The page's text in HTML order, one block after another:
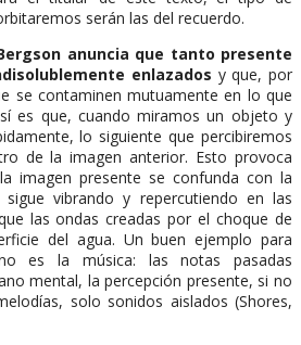
serán las del recuerdo.
anuncia que tanto presente
enlazados y que, por
se contaminen mutuamente en lo que
es que, cuando miramos un objeto y
lo siguiente que percibiremos
de la imagen anterior. Esto provoca
imagen presente se confunda con la
sigue vibrando y repercutiendo en las
las ondas creadas por el choque de
del agua. Un buen ejemplo para
es la música: las notas pasadas
mental, la percepción presente, si no
solo sonidos aislados (Shores,